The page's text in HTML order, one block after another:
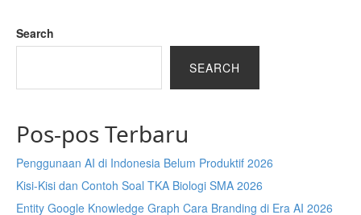
Search
SEARCH
Pos-pos Terbaru
Penggunaan AI di Indonesia Belum Produktif 2026
Kisi-Kisi dan Contoh Soal TKA Biologi SMA 2026
Entity Google Knowledge Graph Cara Branding di Era AI 2026